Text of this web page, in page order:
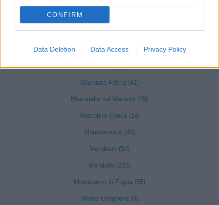
CONFIRM
Data Deletion Data Access Privacy Policy
Gradara (73)
Isola del Piano (8)
Lunano (58)
Macerata Feltria (41)
Mercatello sul Metauro (29)
Mercatino Conca (14)
Mombaroccio (45)
Mondavio (50)
Mondolfo (233)
Montecalvo in Foglia (65)
Monte Cerignone (9)